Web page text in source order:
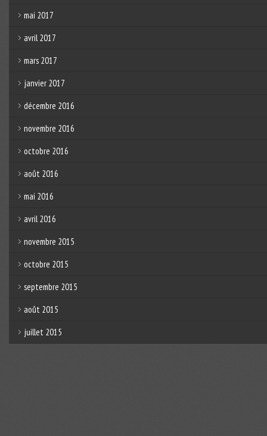
mai 2017
avril 2017
mars 2017
janvier 2017
décembre 2016
novembre 2016
octobre 2016
août 2016
mai 2016
avril 2016
novembre 2015
octobre 2015
septembre 2015
août 2015
juillet 2015